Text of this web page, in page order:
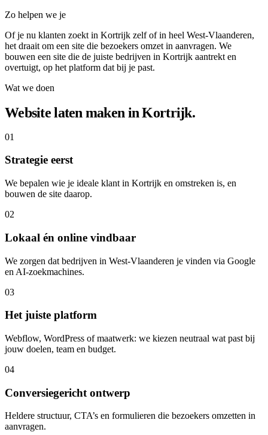
Zo helpen we je
Of je nu klanten zoekt in Kortrijk zelf of in heel West-Vlaanderen,
het draait om een site die bezoekers omzet in aanvragen. We
bouwen een site die de juiste bedrijven in Kortrijk aantrekt en
overtuigt, op het platform dat bij je past.
Wat we doen
Website laten maken in Kortrijk.
01
Strategie eerst
We bepalen wie je ideale klant in Kortrijk en omstreken is, en
bouwen de site daarop.
02
Lokaal én online vindbaar
We zorgen dat bedrijven in West-Vlaanderen je vinden via Google
en AI-zoekmachines.
03
Het juiste platform
Webflow, WordPress of maatwerk: we kiezen neutraal wat past bij
jouw doelen, team en budget.
04
Conversiegericht ontwerp
Heldere structuur, CTA’s en formulieren die bezoekers omzetten in
aanvragen.